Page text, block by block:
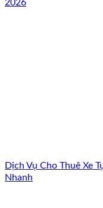
2026
Dịch Vụ Cho Thuê Xe
Nhanh